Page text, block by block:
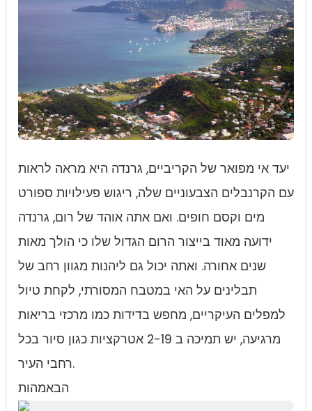
יעד אי מפואר של הקריביים, גרנדה היא מראה לראות
עם הקרנבלים הצבעוניים שלה, ריגוש פעילויות ספורט
מים וקסם חופים. ואם אתה אוהד של רום, גרנדה
ידועה מאוד בייצור הרום הגדול שלו כי הולך מאות
שנים אחורה. ואתה יכול גם ליהנות מגוון רחב של
תבלינים על האי במטבח המסורתי, לקחת טיול
למפלים העיקריים, מחפש בדידות כמו מרכזי בריאות
מרגיעה, יש תמיכה ב 2-19 אטרקציות כגון סיור בכל
רחבי העיר.
הבאמהות